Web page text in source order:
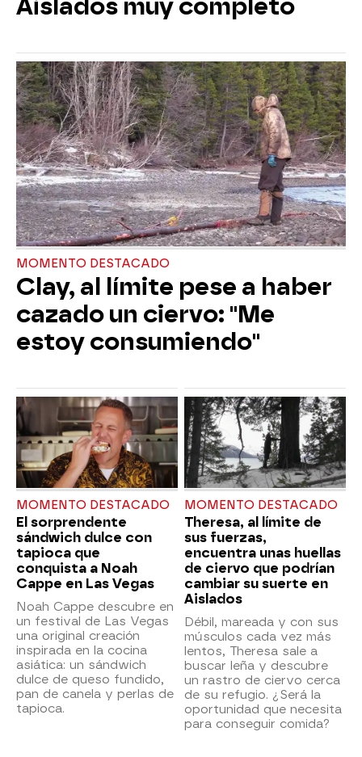
Aislados muy completo
MOMENTO DESTACADO
Clay, al límite pese a haber
cazado un ciervo: "Me
estoy consumiendo"
MOMENTO DESTACADO
El sorprendente
sándwich dulce con
tapioca que
conquista a Noah
Cappe en Las Vegas
Noah Cappe descubre en
un festival de Las Vegas
una original creación
inspirada en la cocina
asiática: un sándwich
dulce de queso fundido,
pan de canela y perlas de
tapioca.
MOMENTO DESTACADO
Theresa, al límite de
sus fuerzas,
encuentra unas huellas
de ciervo que podrían
cambiar su suerte en
Aislados
Débil, mareada y con sus
músculos cada vez más
lentos, Theresa sale a
buscar leña y descubre
un rastro de ciervo cerca
de su refugio. ¿Será la
oportunidad que necesita
para conseguir comida?